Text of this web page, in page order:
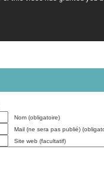
Nom (obligatoire)
Mail (ne sera pas publié)
Site web (facultatif)